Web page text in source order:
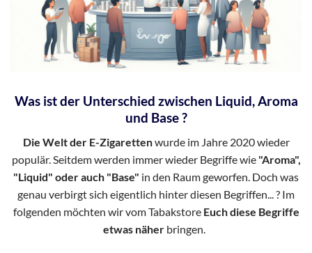
Was ist der Unterschied zwischen Liquid, Aroma
und Base ?
Die Welt der E-Zigarettenwurde im Jahre 2020 wieder
populär. Seitdem werden immer wieder Begriffe wie "Aroma",
"Liquid" oder auch "Base" in den Raum geworfen. Doch was
genau verbirgt sich eigentlich hinter diesen Begriffen... ? Im
folgenden möchten wir vom Tabakstore Euch diese Begriffe
etwas näherbringen.